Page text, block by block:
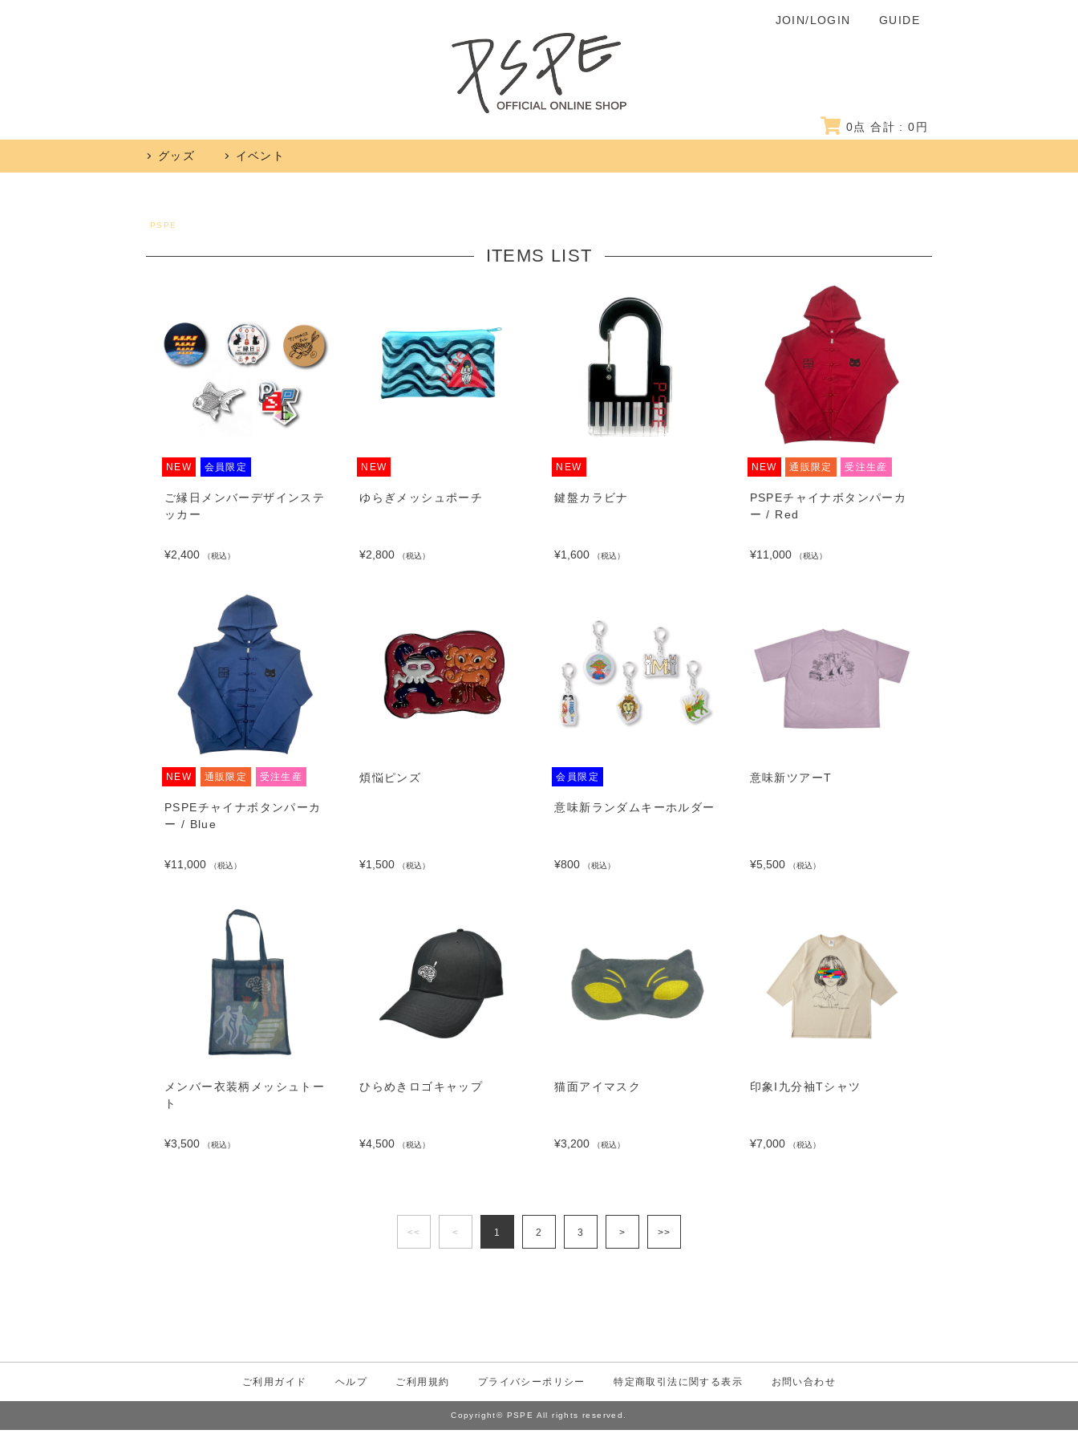
JOIN/LOGIN GUIDE
0点 合計 :0円
グッズ イベント
PSPE
ITEMS LIST
NEW 会員限定
ご縁日メンバーデザインステ
ッカー
¥2,400 （税込）
NEW
ゆらぎメッシュポーチ
¥2,800 （税込）
NEW
鍵盤カラビナ
¥1,600 （税込）
NEW 通販限定 受注生産
PSPEチャイナボタンパーカ
ー / Red
¥11,000 （税込）
NEW 通販限定 受注生産
PSPEチャイナボタンパーカ
ー / Blue
¥11,000 （税込）
煩悩ピンズ
¥1,500 （税込）
会員限定
意味新ランダムキーホルダー
¥800 （税込）
意味新ツアーT
¥5,500 （税込）
メンバー衣装柄メッシュトー
ト
¥3,500 （税込）
ひらめきロゴキャップ
¥4,500 （税込）
猫面アイマスク
¥3,200 （税込）
印象I九分袖Tシャツ
¥7,000 （税込）
<< < 1 2 3 > >>
ご利用ガイド ヘルプ ご利用規約 プライバシーポリシー 特定商取引法に関する表示 お問い合わせ
Copyright© PSPE All rights reserved.